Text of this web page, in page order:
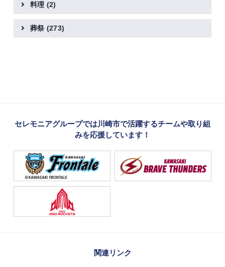
料理 (2)
葬祭 (273)
セレモニアグループでは川崎市で活躍するチームや取り組
みを応援しています！
関連リンク